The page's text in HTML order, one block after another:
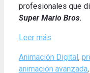
profesionales que
Super Mario Bros.
Leer más
Categories
Animación Digital ,
animación avanzada,